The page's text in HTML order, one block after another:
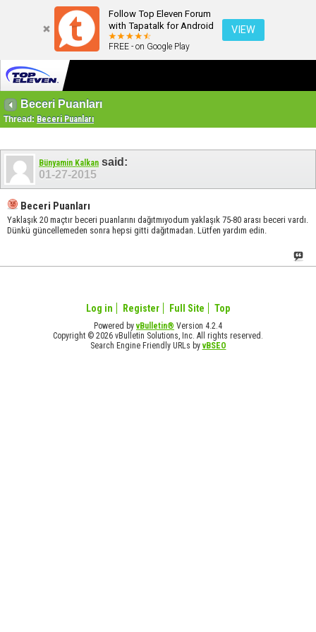
Follow Top Eleven Forum
with Tapatalk for Android
FREE - on Google Play
VIEW
Beceri Puanları
Thread: Beceri Puanları
Bünyamin Kalkan said:
01-27-2015
Beceri Puanları
Yaklaşık 20 maçtır beceri puanlarını dağıtmıyodum yaklaşık 75-80 arası beceri vardı.
Dünkü güncellemeden sonra hepsi gitti dağıtmadan. Lütfen yardım edin.
Log in Register Full Site Top
Powered byvBulletin® Version 4.2.4
Copyright © 2026 vBulletin Solutions, Inc. All rights reserved.
Search Engine Friendly URLs byvBSEO